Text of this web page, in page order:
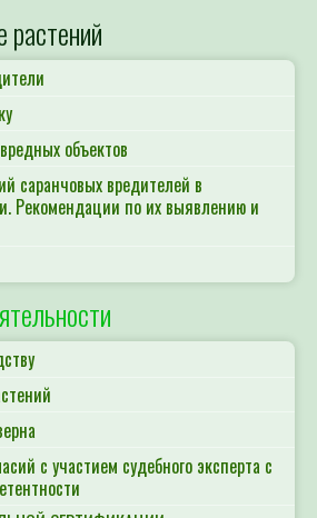
объектов
саранчовых вредителей в
Рекомендации по их выявлению и
с участием судебного эксперта с